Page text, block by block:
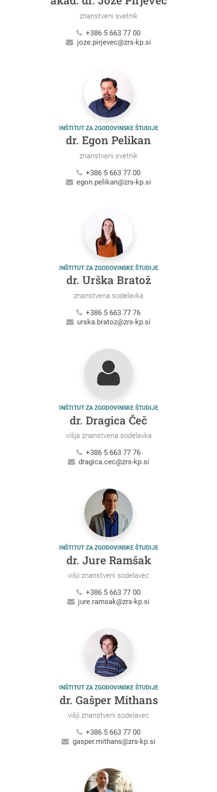
znanstveni svetnik
+386 5 663 77 00
joze.pirjevec@zrs-kp.si
INŠTITUT ZA ZGODOVINSKE ŠTUDIJE
dr. Egon Pelikan
znanstveni svetnik
+386 5 663 77 00
egon.pelikan@zrs-kp.si
INŠTITUT ZA ZGODOVINSKE ŠTUDIJE
dr. Urška Bratož
znanstvena sodelavka
+386 5 663 77 76
urska.bratoz@zrs-kp.si
INŠTITUT ZA ZGODOVINSKE ŠTUDIJE
dr. Dragica Čeč
višja znanstvena sodelavka
+386 5 663 77 76
dragica.cec@zrs-kp.si
INŠTITUT ZA ZGODOVINSKE ŠTUDIJE
dr. Jure Ramšak
višji znanstveni sodelavec
+386 5 663 77 00
jure.ramsak@zrs-kp.si
INŠTITUT ZA ZGODOVINSKE ŠTUDIJE
dr. Gašper Mithans
višji znanstveni sodelavec
+386 5 663 77 00
gasper.mithans@zrs-kp.si